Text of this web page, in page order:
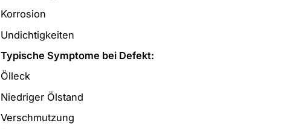
Korrosion
Undichtigkeiten
Typische Symptome bei Defekt:
Ölleck
Niedriger Ölstand
Verschmutzung